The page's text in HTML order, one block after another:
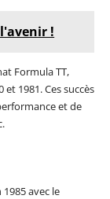
!
Formula TT,
1981. Ces succès
et de
avec le